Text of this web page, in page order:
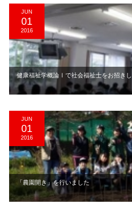
JUN
01
2016
健康福祉学概論Ⅰで社会福祉士をお招き
JUN
01
2016
「農園開き」を行いました